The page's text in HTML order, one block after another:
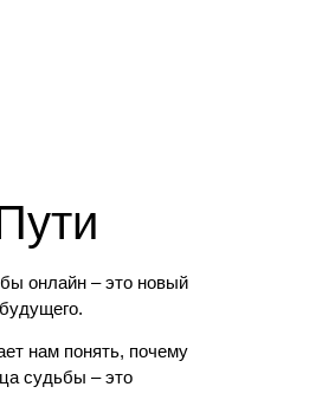
онлайн – это новый
нам понять, почему
судьбы – это